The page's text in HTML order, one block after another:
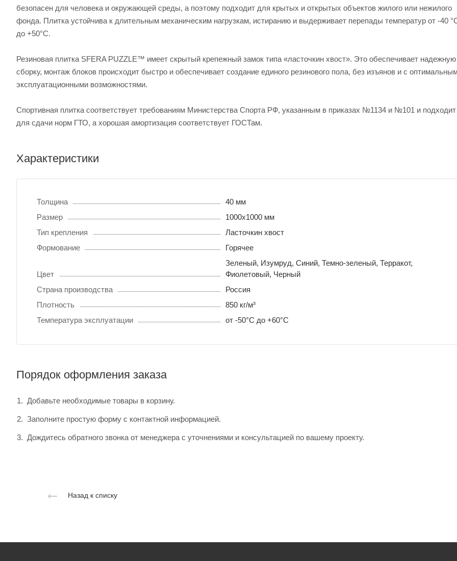
безопасен для человека и окружающей среды, а поэтому подходит для крытых и открытых объектов жилого или нежилого
фонда. Плитка устойчива к длительным механическим нагрузкам, истиранию и выдерживает перепады температур от -40
до +50°C.
Резиновая плитка SFERA PUZZLE™ имеет скрытый крепежный замок типа «ласточкин хвост». Это обеспечивает надежную
сборку, монтаж блоков происходит быстро и обеспечивает создание единого резинового пола, без изъянов и с
эксплуатационными возможностями.
Спортивная плитка соответствует требованиям Министерства Спорта РФ, указанным в приказах №1134 и №101 и подходит
для сдачи норм ГТО, а хорошая амортизация соответствует ГОСТам.
Характеристики
Толщина
40 мм
Размер
1000х1000 мм
Тип крепления
Ласточкин хвост
Формование
Горячее
Цвет
Зеленый, Изумруд, Синий, Темно-зеленый, Терракот,
Фиолетовый, Черный
Страна производства
Россия
Плотность
850 кг/м³
Температура эксплуатации
от -50°С до +60°С
Порядок оформления заказа
Добавьте необходимые товары в корзину.
Заполните простую форму с контактной информацией.
Дождитесь обратного звонка от менеджера с уточнениями и консультацией по вашему проекту.
Назад к списку